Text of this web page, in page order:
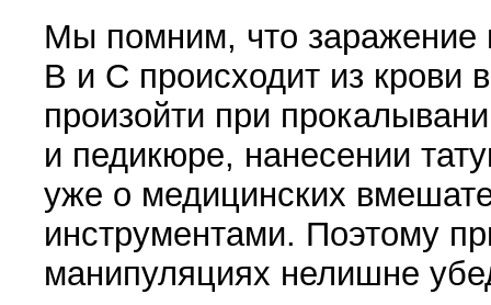
Мы помним, что заражение
В и С происходит из крови
произойти при
и педикюре, нанесении
уже о медицинских
инструментами. Поэтому
манипуляциях нелишне